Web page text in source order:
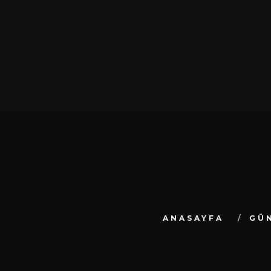
UNDERSTANDING
ARRANGEMENT AND
ANASAYFA